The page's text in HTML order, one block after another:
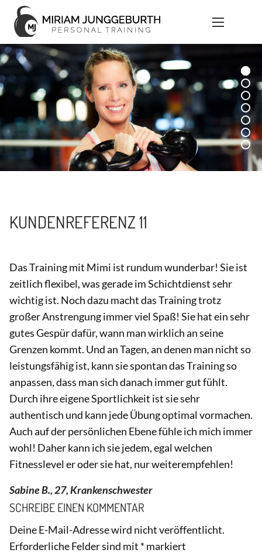
KUNDENREFERENZ 11
Das Training mit Mimi ist rundum wunderbar! Sie ist
zeitlich flexibel, was gerade im Schichtdienst sehr
wichtig ist. Noch dazu macht das Training trotz
großer Anstrengung immer viel Spaß! Sie hat ein sehr
gutes Gespür dafür, wann man wirklich an seine
Grenzen kommt. Und an Tagen, an denen man nicht so
leistungsfähig ist, kann sie spontan das Training so
anpassen, dass man sich danach immer gut fühlt.
Durch ihre eigene Sportlichkeit ist sie sehr
authentisch und kann jede Übung optimal vormachen.
Auch auf der persönlichen Ebene fühle ich mich immer
wohl! Daher kann ich sie jedem, egal welchen
Fitnesslevel er oder sie hat, nur weiterempfehlen!
Sabine B., 27, Krankenschwester
SCHREIBE EINEN KOMMENTAR
Deine E-Mail-Adresse wird nicht veröffentlicht.
Erforderliche Felder sind mit *markiert